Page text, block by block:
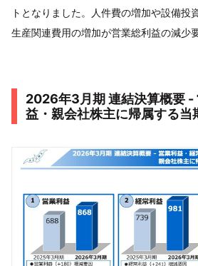
トとなりました。人件費の増加や設備投
生産関連費用の増加が営業総利益の減少
2026年3月期 連結決算概要 -
益・親会社株主に帰属する当